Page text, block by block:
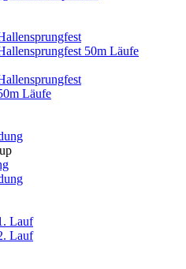
50m Läufe
Läufe
Lauf
Lauf